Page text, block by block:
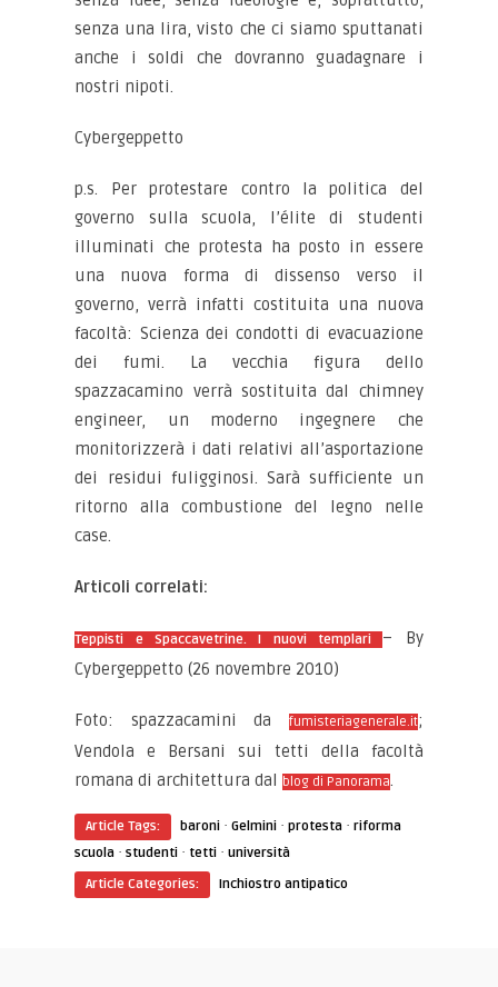
senza una lira, visto che ci siamo sputtanati
anche i soldi che dovranno guadagnare i
nostri nipoti.
Cybergeppetto
p.s. Per protestare contro la politica del
governo sulla scuola, l’élite di studenti
illuminati che protesta ha posto in essere
una nuova forma di dissenso verso il
governo, verrà infatti costituita una nuova
facoltà: Scienza dei condotti di evacuazione
dei fumi. La vecchia figura dello
spazzacamino verrà sostituita dal chimney
engineer, un moderno ingegnere che
monitorizzerà i dati relativi all’asportazione
dei residui fuligginosi. Sarà sufficiente un
ritorno alla combustione del legno nelle
case.
Articoli correlati:
Teppisti e Spaccavetrine. I nuovi templari – By
Cybergeppetto (26 novembre 2010)
Foto: spazzacamini da fumisteriagenerale.it;
Vendola e Bersani sui tetti della facoltà
romana di architettura dalblog di Panorama.
Article Tags: baroni ·Gelmini ·protesta ·riforma
scuola ·studenti · tetti ·università
Article Categories:
Inchiostro antipatico